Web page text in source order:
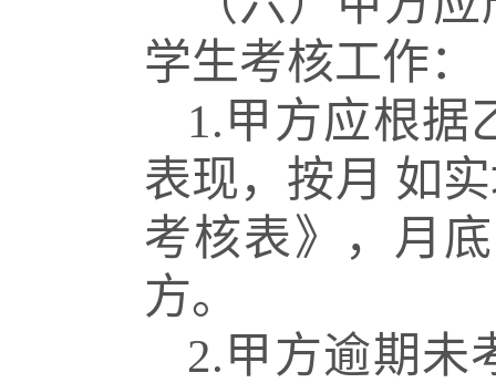
学生考核工作：
1.甲方应根据
表现，按月 如
考核表》，月
方。
2.甲方逾期未